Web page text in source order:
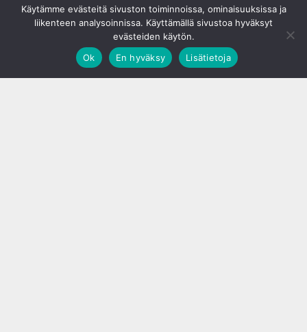
Käytämme evästeitä sivuston toiminnoissa, ominaisuuksissa ja
liikenteen analysoinnissa. Käyttämällä sivustoa hyväksyt
evästeiden käytön.
Ok
En hyväksy Lisätietoja